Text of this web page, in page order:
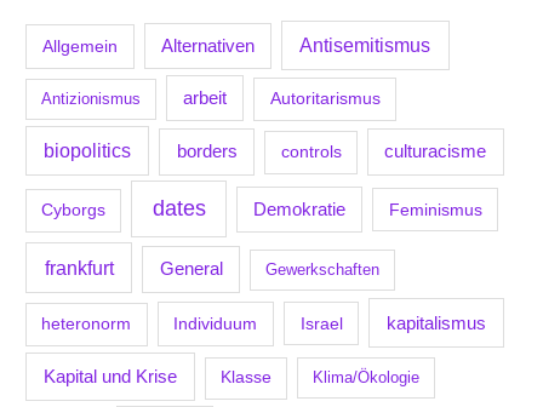
Allgemein Alternativen Antisemitismus
Antizionismus arbeit Autoritarismus
biopolitics borders controls culturacisme
Cyborgs dates Demokratie Feminismus
frankfurt General Gewerkschaften
heteronorm Individuum Israel kapitalismus
Kapital und Krise Klasse Klima/Ökologie